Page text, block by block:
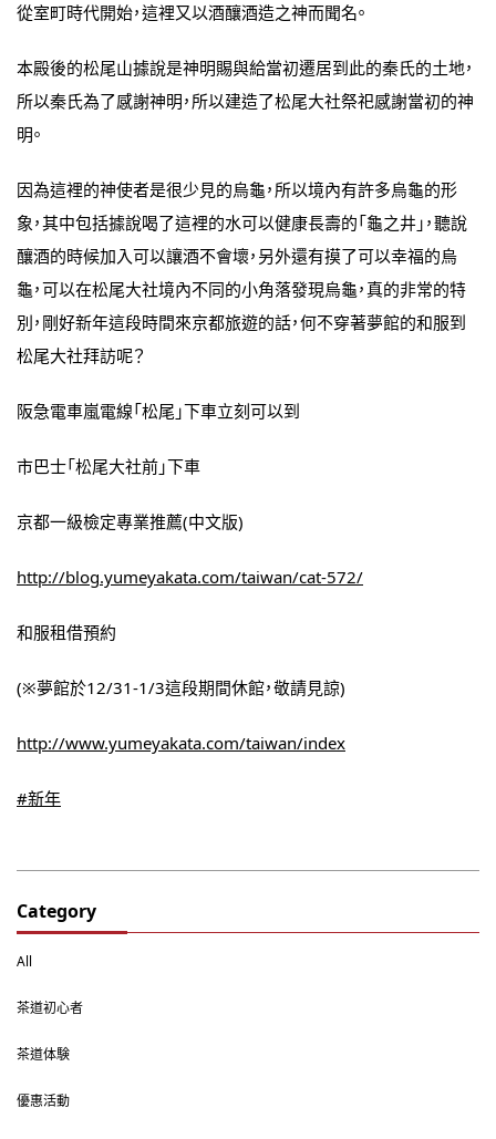
Category
All
茶道初心者
茶道体験
優惠活動
從室町時代開始，這裡又以酒釀酒造之神而聞名。
本殿後的松尾山據說是神明賜與給當初遷居到此的秦氏的土地，
所以秦氏為了感謝神明，所以建造了松尾大社祭祀感謝當初的神
明。
因為這裡的神使者是很少見的烏龜，所以境內有許多烏龜的形
象，其中包括據說喝了這裡的水可以健康長壽的「龜之井」，聽說
釀酒的時候加入可以讓酒不會壞，另外還有摸了可以幸福的烏
龜，可以在松尾大社境內不同的小角落發現烏龜，真的非常的特
別，剛好新年這段時間來京都旅遊的話，何不穿著夢館的和服到
松尾大社拜訪呢？
阪急電車嵐電線「松尾」下車立刻可以到
市巴士「松尾大社前」下車
京都一級檢定專業推薦(中文版)
http://blog.yumeyakata.com/taiwan/cat-572/
和服租借預約
(※夢館於12/31-1/3這段期間休館，敬請見諒)
http://www.yumeyakata.com/taiwan/index
#新年